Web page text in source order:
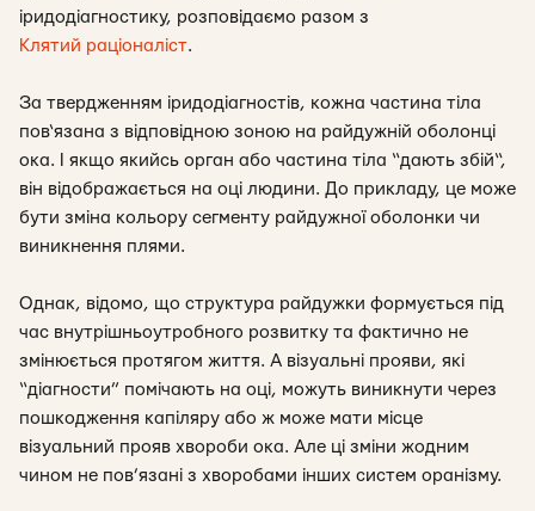
іридодіагностику, розповідаємо разом з
Клятий раціоналіст.
За твердженням іридодіагностів, кожна частина тіла
пов‘язана з відповідною зоною на райдужній оболонці
ока. І якщо якийсь орган або частина тіла “дають збій“,
він відображається на оці людини. До прикладу, це може
бути зміна кольору сегменту райдужної оболонки чи
виникнення плями.
Однак, відомо, що структура райдужки формується під
час внутрішньоутробного розвитку та фактично не
змінюється протягом життя. А візуальні прояви, які
“діагности” помічають на оці, можуть виникнути через
пошкодження капіляру або ж може мати місце
візуальний прояв хвороби ока. Але ці зміни жодним
чином не пов’язані з хворобами інших систем оранізму.